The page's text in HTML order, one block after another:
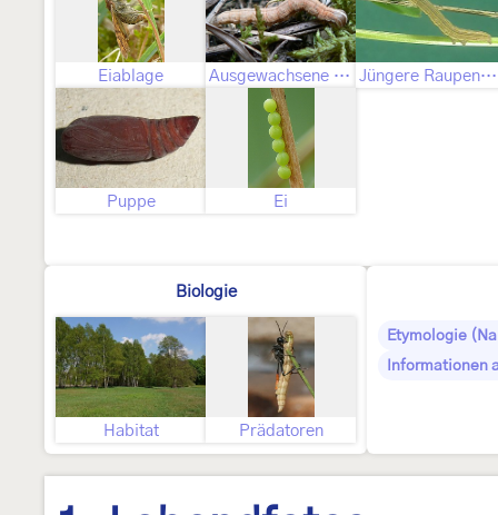
Eiablage Ausgewachsene Raupe Jüngere Raupenstadien
Puppe Ei
Biologie
Habitat Prädatoren
Etymologie
Informationen